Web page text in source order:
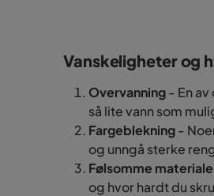
Vanskeligheter og
Overvanning- En
så lite vann som
Fargeblekning-
og unngå sterke
Følsomme
og hvor hardt du